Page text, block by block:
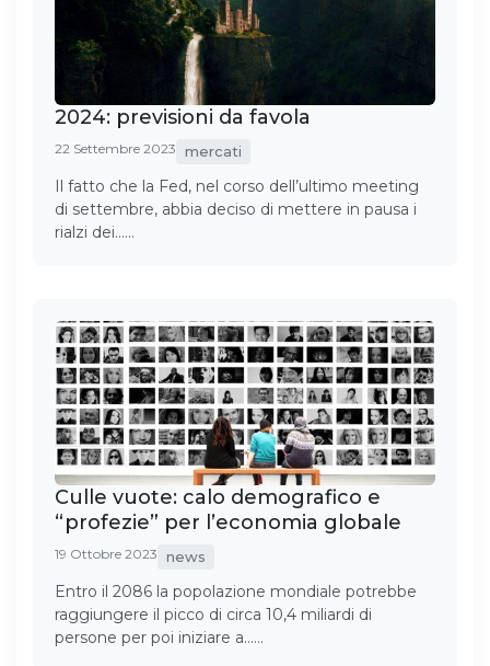
2024: previsioni da favola
22 Settembre 2023 mercati
Il fatto che la Fed, nel corso dell’ultimo meeting
di settembre, abbia deciso di mettere in pausa i
rialzi dei……
Culle vuote: calo demografico e
“profezie” per l’economia globale
19 Ottobre 2023 news
Entro il 2086 la popolazione mondiale potrebbe
raggiungere il picco di circa 10,4 miliardi di
persone per poi iniziare a……